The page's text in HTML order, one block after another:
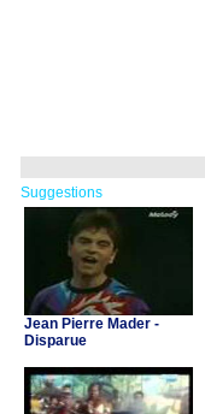
Suggestions
Jean Pierre Mader -
Disparue